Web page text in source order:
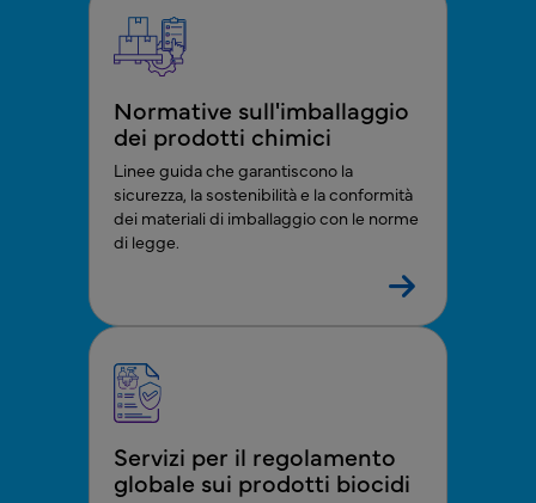
Normative sull'imballaggio
dei prodotti chimici
Linee guida che garantiscono la
sicurezza, la sostenibilità e la conformità
dei materiali di imballaggio con le norme
di legge.
Servizi per il regolamento
globale sui prodotti biocidi